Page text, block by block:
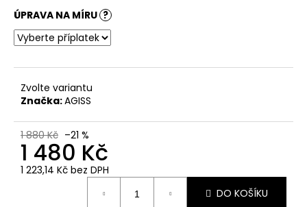
ÚPRAVA NA MÍRU ?
Zvolte variantu
Značka:AGISS
1 880 Kč –21 %
1 480 Kč
1 223,14 Kč bez DPH
DO KOŠÍKU
o
r
u
e
m
e
ŠATY